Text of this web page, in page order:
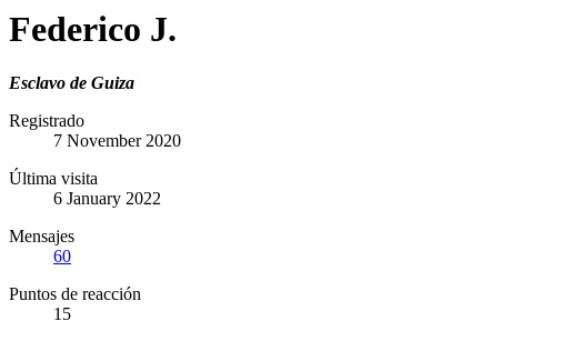
Federico J.
Esclavo de Guiza
Registrado
7 November 2020
Última visita
6 January 2022
Mensajes
60
Puntos de reacción
15